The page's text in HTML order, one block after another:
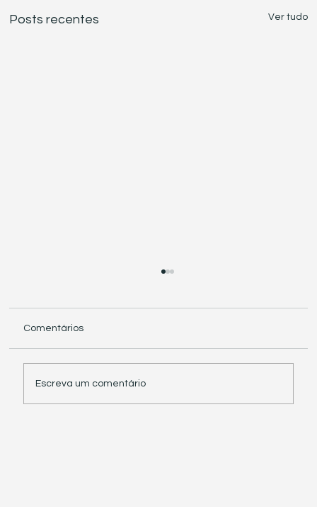
Posts recentes Ver tudo
Comentários
Escreva um comentário